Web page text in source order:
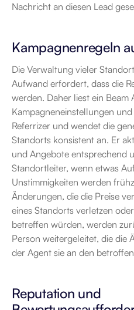
Nachricht an diesen Lead
Kampagnenregeln
Die Verwaltung vieler
Aufwand erfordert, dass die
werden. Daher liest ein Beam
Kampagneneinstellungen
Referrizer und wendet die
Standorts konsistent an. Er
und Angebote entsprechend
Standortleiter, wenn etwas
Unstimmigkeiten werden
Änderungen, die die Preise
eines Standorts verletzen
betreffen würden, werden
Person weitergeleitet, die die
der Agent sie an den
Reputation und